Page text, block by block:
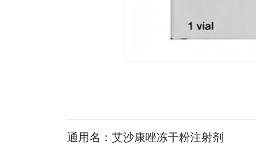
通用名：艾沙康唑冻干粉注射剂